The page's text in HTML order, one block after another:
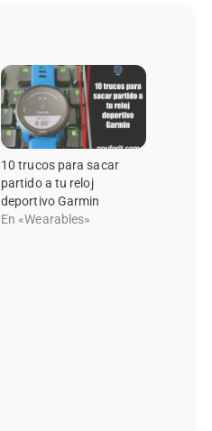
10 trucos para sacar
partido a tu reloj
deportivo Garmin
En «Wearables»